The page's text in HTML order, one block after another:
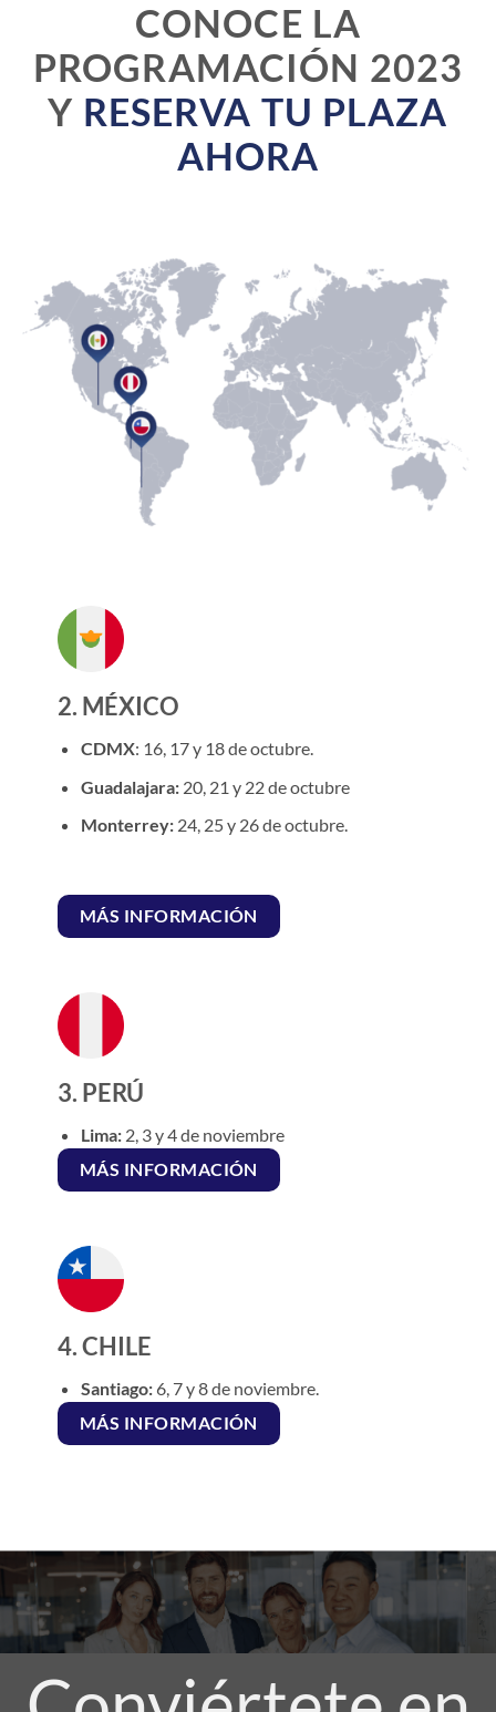
CONOCE LA
PROGRAMACIÓN 2023
Y RESERVA TU PLAZA
AHORA
2. MÉXICO
CDMX: 16, 17 y 18 de octubre.
Guadalajara: 20, 21 y 22 de octubre
Monterrey: 24, 25 y 26 de octubre.
MÁS INFORMACIÓN
3. PERÚ
Lima: 2, 3 y 4 de noviembre
MÁS INFORMACIÓN
4. CHILE
Santiago: 6, 7 y 8 de noviembre.
MÁS INFORMACIÓN